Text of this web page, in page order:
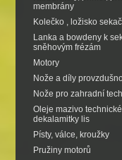
membrány
Kolečko , ložisko
Lanka a bowdeny k
sněhovým frézám
Motory
Nože a díly
Nože pro zahradní
Oleje mazivo
dekalamitky lis
Písty, válce, kroužky
Pružiny motorů